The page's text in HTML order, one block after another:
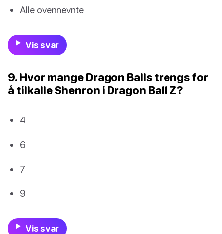
Alle ovennevnte
Vis svar
9. Hvor mange Dragon Balls trengs for
å tilkalle Shenron i Dragon Ball Z?
4
6
7
9
Vis svar